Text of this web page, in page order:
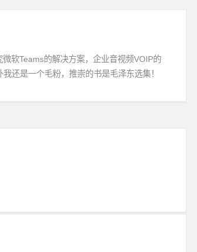
软Teams的解决方案，企业音视频VOIP的
还是一个毛粉，推崇的书是毛泽东选集！